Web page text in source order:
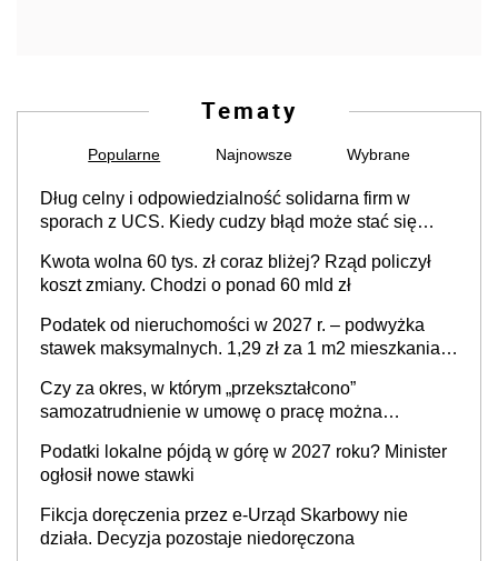
Tematy
Popularne Najnowsze Wybrane
Dług celny i odpowiedzialność solidarna firm w
sporach z UCS. Kiedy cudzy błąd może stać się
Kwota wolna 60 tys. zł coraz bliżej? Rząd policzył
koszt zmiany. Chodzi o ponad 60 mld zł
Podatek od nieruchomości w 2027 r. – podwyżka
stawek maksymalnych. 1,29 zł za 1 m2 mieszkania,
prowadzeniem działalności gospodarczej
Czy za okres, w którym „przekształcono”
samozatrudnienie w umowę o pracę można
cywilnoprawnej jedynym racjonalnym wyjściem
Podatki lokalne pójdą w górę w 2027 roku? Minister
ogłosił nowe stawki
Fikcja doręczenia przez e-Urząd Skarbowy nie
działa. Decyzja pozostaje niedoręczona